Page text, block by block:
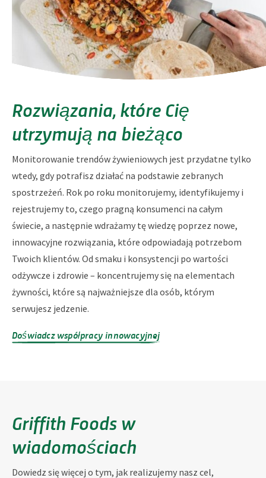
Rozwiązania, które Cię
utrzymują na bieżąco
Monitorowanie trendów żywieniowych jest przydatne tylko
wtedy, gdy potrafisz działać na podstawie zebranych
spostrzeżeń. Rok po roku monitorujemy, identyfikujemy i
rejestrujemy to, czego pragną konsumenci na całym
świecie, a następnie wdrażamy tę wiedzę poprzez nowe,
innowacyjne rozwiązania, które odpowiadają potrzebom
Twoich klientów. Od smaku i konsystencji po wartości
odżywcze i zdrowie – koncentrujemy się na elementach
żywności, które są najważniejsze dla osób, którym
serwujesz jedzenie.
Doświadcz współpracy innowacyjnej
Griffith Foods w
wiadomościach
Dowiedz się więcej o tym, jak realizujemy nasz cel,